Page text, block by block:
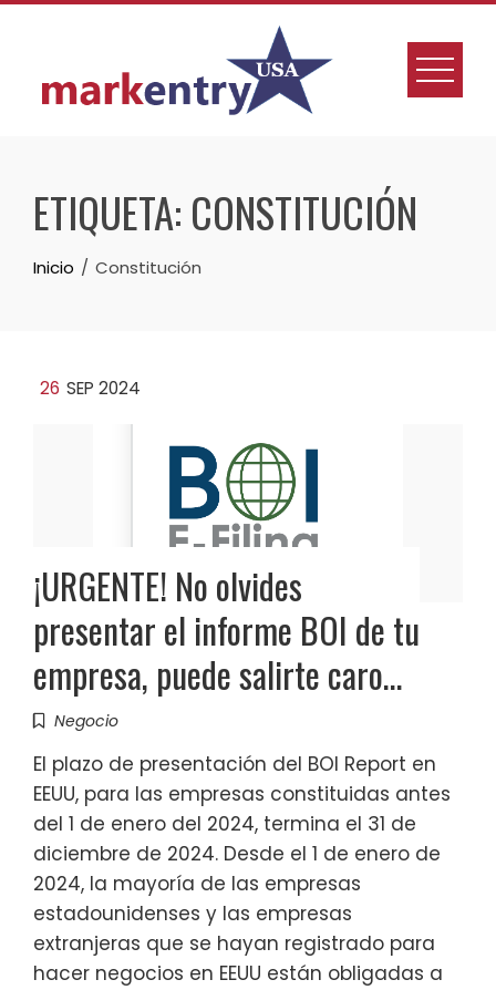
Skip
ETIQUETA: CONSTITUCIÓN
Inicio Constitución
26 SEP 2024
¡URGENTE! No olvides
presentar el informe BOI de tu
empresa, puede salirte caro…
Negocio
El plazo de presentación del BOI Report en
EEUU, para las empresas constituidas antes
del 1 de enero del 2024, termina el 31 de
diciembre de 2024. Desde el 1 de enero de
2024, la mayoría de las empresas
estadounidenses y las empresas
extranjeras que se hayan registrado para
hacer negocios en EEUU están obligadas a